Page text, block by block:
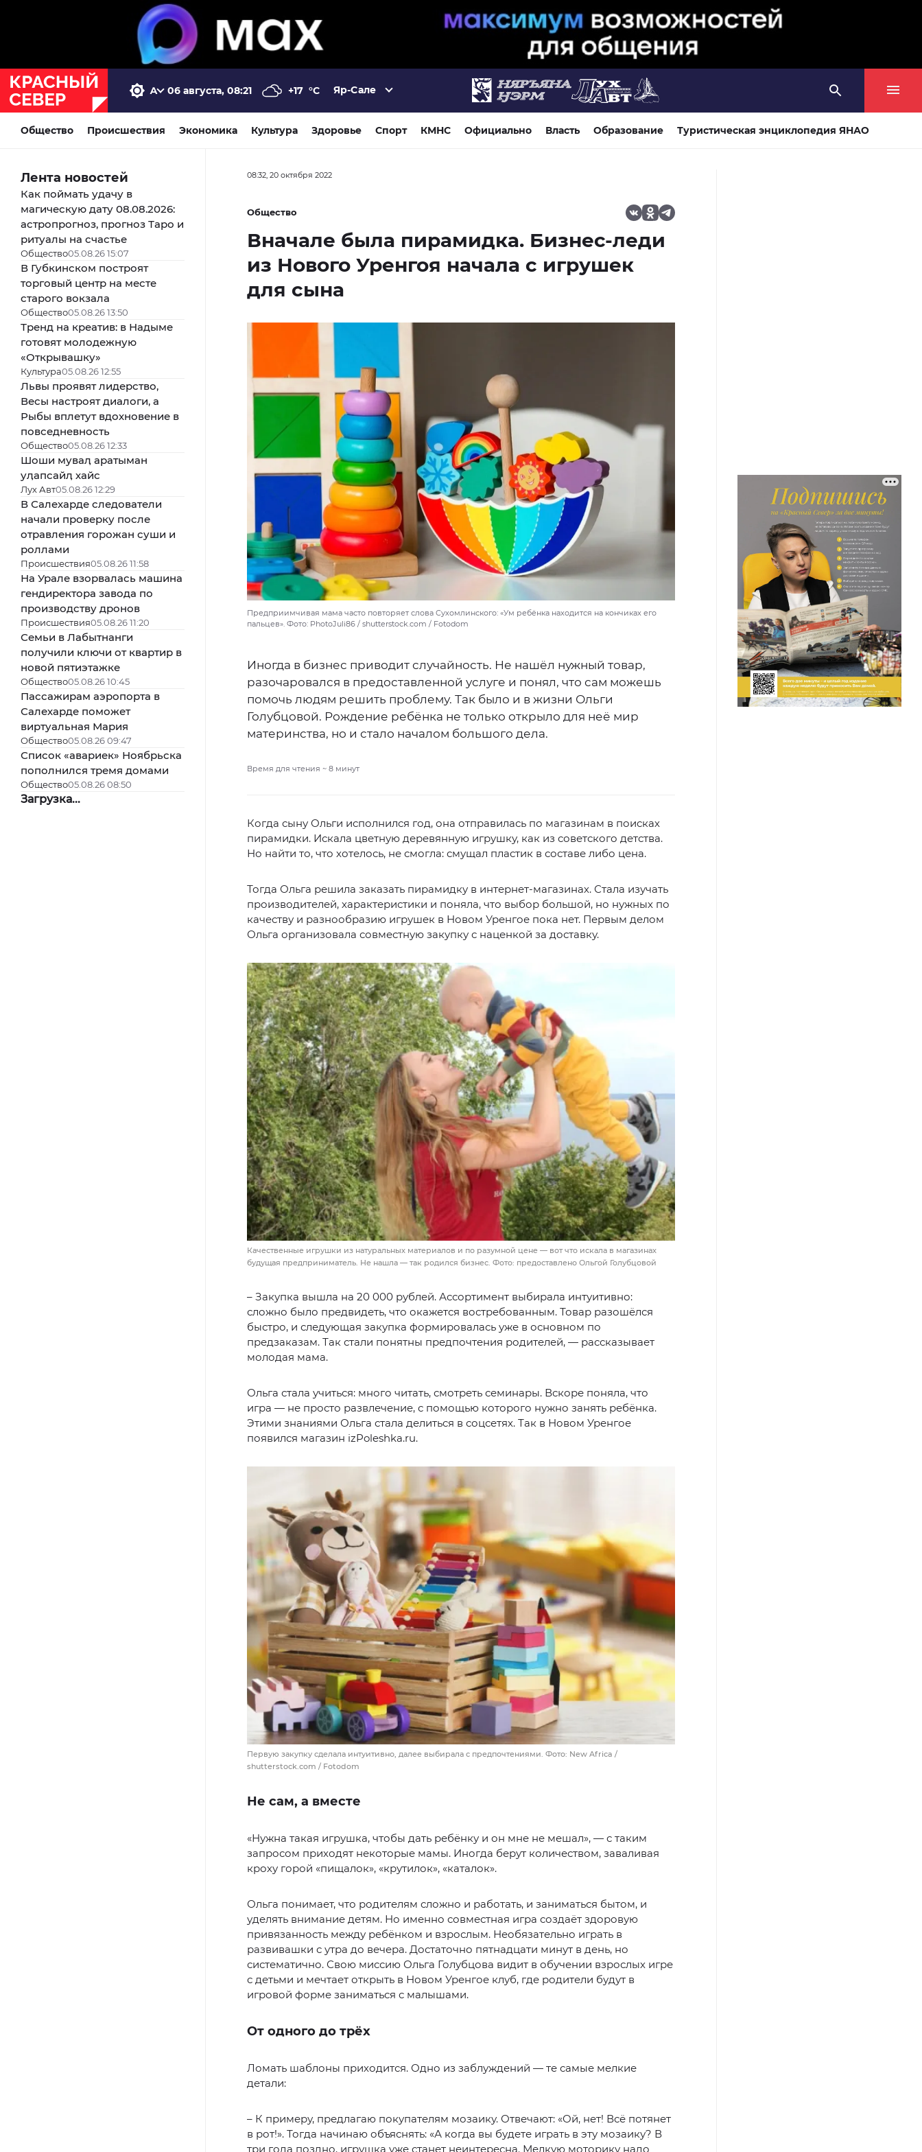
06 августа, 08:21 +17 °C Яр-Сале
Общество Происшествия Экономика Культура Здоровье Спорт КМНС Официально Власть Образование Туристическая энциклопедия ЯНАО
Лента новостей
Как поймать удачу в
магическую дату 08.08.2026:
астропрогноз, прогноз Таро и
ритуалы на счастье
Общество05.08.26 15:07
В Губкинском построят
торговый центр на месте
старого вокзала
Общество05.08.26 13:50
Тренд на креатив: в Надыме
готовят молодежную
«Открывашку»
Культура05.08.26 12:55
Львы проявят лидерство,
Весы настроят диалоги, а
Рыбы вплетут вдохновение в
повседневность
Общество05.08.26 12:33
Шоши муваӆ аратыман
уӆапсайӆ хайс
Лух Авт05.08.26 12:29
В Салехарде следователи
начали проверку после
отравления горожан суши и
роллами
Происшествия05.08.26 11:58
На Урале взорвалась машина
гендиректора завода по
производству дронов
Происшествия05.08.26 11:20
Семьи в Лабытнанги
получили ключи от квартир в
новой пятиэтажке
Общество05.08.26 10:45
Пассажирам аэропорта в
Салехарде поможет
виртуальная Мария
Общество05.08.26 09:47
Список «авариек» Ноябрьска
пополнился тремя домами
Общество05.08.26 08:50
Загрузка...
08:32, 20 октября 2022
Общество
Вначале была пирамидка. Бизнес-леди
из Нового Уренгоя начала с игрушек
для сына
Предприимчивая мама часто повторяет слова Сухомлинского: «Ум ребёнка находится на кончиках его
пальцев». Фото: PhotoJuli86 / shutterstock.com / Fotodom
Иногда в бизнес приводит случайность. Не нашёл нужный товар,
разочаровался в предоставленной услуге и понял, что сам можешь
помочь людям решить проблему. Так было и в жизни Ольги
Голубцовой. Рождение ребёнка не только открыло для неё мир
материнства, но и стало началом большого дела.
Время для чтения ~ 8 минут
Когда сыну Ольги исполнился год, она отправилась по магазинам в поисках
пирамидки. Искала цветную деревянную игрушку, как из советского детства.
Но найти то, что хотелось, не смогла: смущал пластик в составе либо цена.
Тогда Ольга решила заказать пирамидку в интернет-магазинах. Стала изучать
производителей, характеристики и поняла, что выбор большой, но нужных по
качеству и разнообразию игрушек в Новом Уренгое пока нет. Первым делом
Ольга организовала совместную закупку с наценкой за доставку.
Качественные игрушки из натуральных материалов и по разумной цене — вот что искала в магазинах
будущая предприниматель. Не нашла — так родился бизнес. Фото: предоставлено Ольгой Голубцовой
– Закупка вышла на 20 000 рублей. Ассортимент выбирала интуитивно:
сложно было предвидеть, что окажется востребованным. Товар разошёлся
быстро, и следующая закупка формировалась уже в основном по
предзаказам. Так стали понятны предпочтения родителей, — рассказывает
молодая мама.
Ольга стала учиться: много читать, смотреть семинары. Вскоре поняла, что
игра — не просто развлечение, с помощью которого нужно занять ребёнка.
Этими знаниями Ольга стала делиться в соцсетях. Так в Новом Уренгое
появился магазин izPoleshka.ru.
Первую закупку сделала интуитивно, далее выбирала с предпочтениями. Фото: New Africa /
shutterstock.com / Fotodom
Не сам, а вместе
«Нужна такая игрушка, чтобы дать ребёнку и он мне не мешал», — с таким
запросом приходят некоторые мамы. Иногда берут количеством, заваливая
кроху горой «пищалок», «крутилок», «каталок».
Ольга понимает, что родителям сложно и работать, и заниматься бытом, и
уделять внимание детям. Но именно совместная игра создаёт здоровую
привязанность между ребёнком и взрослым. Необязательно играть в
развивашки с утра до вечера. Достаточно пятнадцати минут в день, но
систематично. Свою миссию Ольга Голубцова видит в обучении взрослых игре
с детьми и мечтает открыть в Новом Уренгое клуб, где родители будут в
игровой форме заниматься с малышами.
От одного до трёх
Ломать шаблоны приходится. Одно из заблуждений — те самые мелкие
детали:
– К примеру, предлагаю покупателям мозаику. Отвечают: «Ой, нет! Всё потянет
в рот!». Тогда начинаю объяснять: «А когда вы будете играть в эту мозаику? В
три года поздно, игрушка уже станет неинтересна. Мелкую моторику надо